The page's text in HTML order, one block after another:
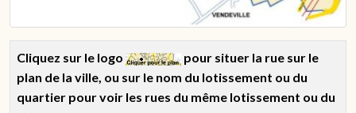
Cliquez sur le logo
pour situer la rue sur le
plan de la ville, ou sur le nom du lotissement ou du
quartier pour voir les rues du même lotissement ou du